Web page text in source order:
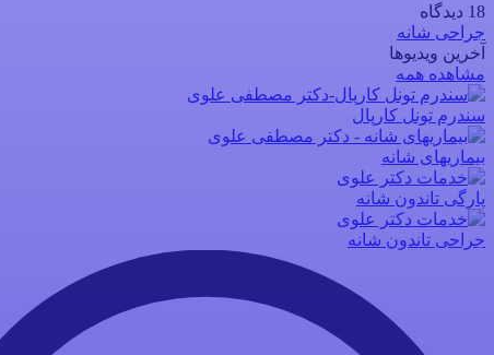
18 دیدگاه
جراحی شانه
آخرین ویدیوها
مشاهده همه
سندرم تونل کارپال
بیماریهای شانه
پارگی تاندون شانه
جراحی تاندون شانه